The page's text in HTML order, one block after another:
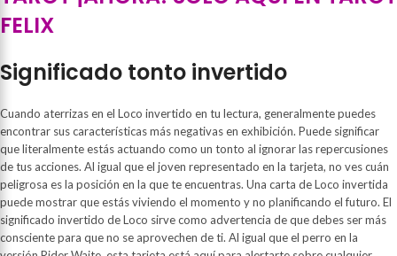
FELIX
Significado tonto invertido
Cuando aterrizas en el Loco invertido en tu lectura, generalmente puedes
encontrar sus características más negativas en exhibición. Puede significar
que literalmente estás actuando como un tonto al ignorar las repercusiones
de tus acciones. Al igual que el joven representado en la tarjeta, no ves cuán
peligrosa es la posición en la que te encuentras. Una carta de Loco invertida
puede mostrar que estás viviendo el momento y no planificando el futuro. El
significado invertido de Loco sirve como advertencia de que debes ser más
consciente para que no se aprovechen de ti. Al igual que el perro en la